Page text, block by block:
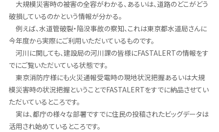
大規模災害時の被害の全容がわかる、あるいは、道路のどこがどう
破損しているのかという情報が分かる。
例えば、水道管破裂・陥没事故の察知、これは東京都水道局さんに
今年度から実際にご利用いただいているものです。
河川に関しても、建設局の河川課の皆様にFASTALERTの情報をす
でにご覧いただいている状態です。
東京消防庁様にも火災通報受電時の現地状況把握あるいは大規
模災害時の状況把握ということでFASTALERTをすでに納品させてい
ただいているところです。
実は、都庁の様々な部署ですでに住民の投稿されたビッグデータは
活用され始めているところです。